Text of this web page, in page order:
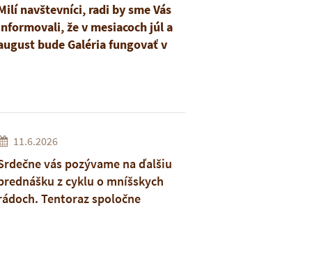
navštevníci, radi by sme Vás
že v mesiacoch júl a
bude Galéria fungovať v
navštíviť našu Galériu,
o dohodnutie návštevy
+421 905 275 948,
emailom ikony@hour.sk.
11.6.2026
vás pozývame na ďalšiu
z cyklu o mníšskych
Tentoraz spoločne